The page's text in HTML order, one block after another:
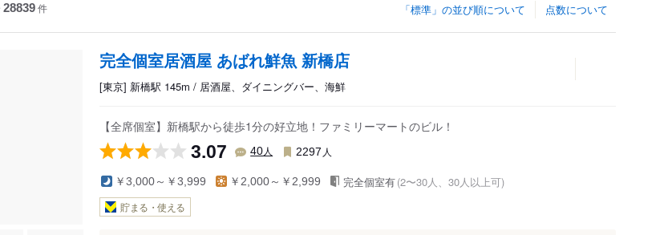
点数について
「標準」の並び順について
28839件
完全個室居酒屋 あばれ鮮魚 新橋店
[東京] 新橋駅 145m / 居酒屋、ダイニングバー、海鮮
【全席個室】新橋駅から徒歩1分の好立地！ファミリーマートのビル！
3.07 40人 2297 人
￥3,000～￥3,999 ￥2,000～￥2,999 完全個室有(2〜30人、30人以上可)
貯まる・使える